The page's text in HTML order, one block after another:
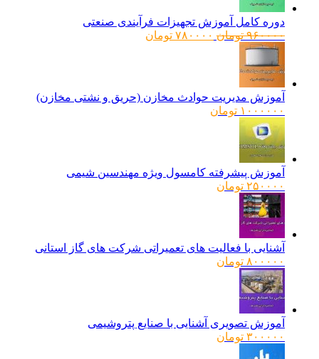
دوره کامل آموزش تجهیزات فرآیندی صنعتی
۹۶۰۰۰۰ تومانقیمت
۷۸۰۰۰۰ تومانقیمت
آموزش مدیریت حوادث مخازن (حریق و نشتی مخازن)
۱۰۰۰۰۰۰ تومان
آموزش پیشرفته کامسول ویژه مهندسین شیمی
۲۵۰۰۰۰ تومان
آشنایی با فعالیت های تعمیراتی شرکت های گاز استانی
۸۰۰۰۰۰ تومان
آموزش تصویری آشنایی با صنایع پتروشیمی
۳۰۰۰۰۰ تومان